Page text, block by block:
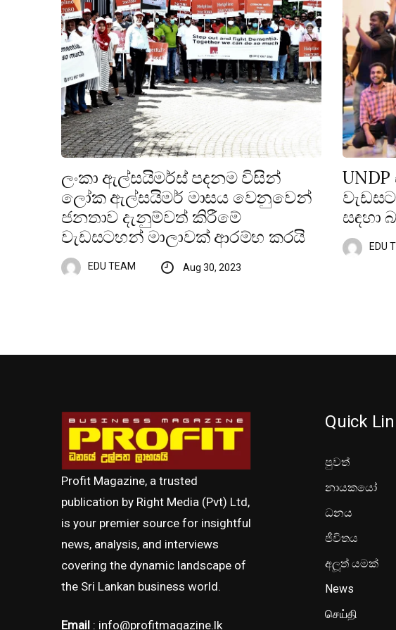
ලංකා ඇල්සයිමර්ස් පදනම විසින්
ලෝක ඇල්සයිමර් මාසය වෙනුවෙන්
ජනතාව දැනුම්වත් කිරීමේ
වැඩසටහන් මාලාවක් ආරම්භ කරයි
EDU TEAM Aug 30, 2023
UNDP
සඳහා
EDU
Profit Magazine, a trusted
publication by Right Media (Pvt) Ltd,
is your premier source for insightful
news, analysis, and interviews
covering the dynamic landscape of
the Sri Lankan business world.
Email : info@profitmagazine.lk
Quick
පුවත්
නායකයෝ
ධනය
ජීවිතය
අලූත් යමක්
News
செய்தி